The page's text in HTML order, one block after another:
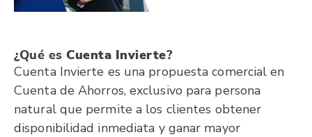
¿Qué es Cuenta Invierte?
Cuenta Invierte es una propuesta comercial en
Cuenta de Ahorros, exclusivo para persona
natural que permite a los clientes obtener
disponibilidad inmediata y ganar mayor